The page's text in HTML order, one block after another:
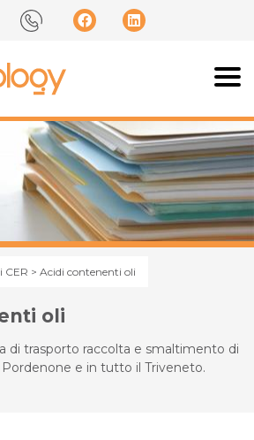
CER > Acidi contenenti oli
oli
di trasporto raccolta e smaltimento di
e in tutto il Triveneto.